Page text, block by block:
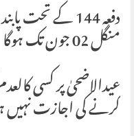
منگل 02 جون تک ہوگا
عیدالاضحیٰ پر کسی
کرنے کی اجازت نہیں